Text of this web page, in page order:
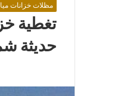
مظلات خزانات
تغطية
حديثة